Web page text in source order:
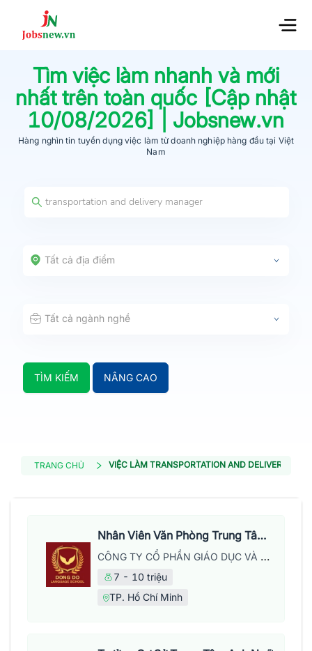
Tìm việc làm nhanh và mới
nhất trên toàn quốc [Cập nhật
10/08/2026] | Jobsnew.vn
Hàng nghìn tin tuyển dụng việc làm từdoanh nghiệp hàng đầu tại Việt
Nam
Tất cả địa điểm
Tất cả ngành nghề
TÌM KIẾM NÂNG CAO
TRANG CHỦ VIỆC LÀM TRANSPORTATION AND DELIVERY
Nhân Viên Văn Phòng Trung Tâm Anh Ngữ
CÔNG TY CỔ PHẦN GIÁO DỤC VÀ NĂNG LƯỢNG ĐÔNG ĐÔ
7 - 10 triệu
TP. Hồ Chí Minh